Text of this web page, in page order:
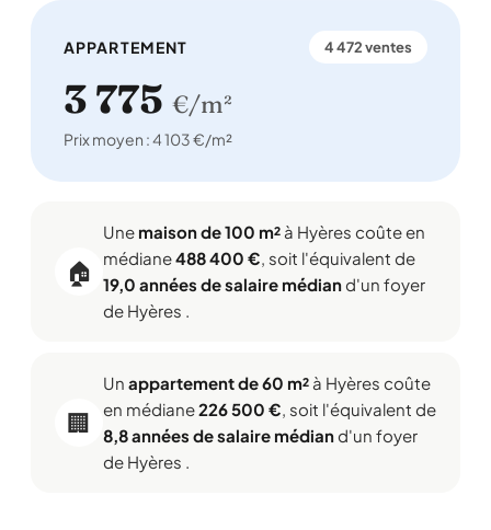
APPARTEMENT 4 472 ventes
3 775 €/m²
Prix moyen : 4 103 €/m²
🏠
Une maison de 100 m² à Hyères coûte en
médiane488 400 €, soit l'équivalent de
19,0 années de salaire médiand'un foyer
de Hyères .
🏢
Un appartement de 60 m² à Hyères coûte
en médiane226 500 €, soit l'équivalent de
8,8 années de salaire médiand'un foyer
de Hyères .